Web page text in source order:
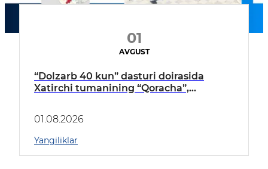
01
AVGUST
“Dolzarb 40 kun” dasturi doirasida
Xatirchi tumanining “Qoracha”,
borildi
01.08.2026
Yangiliklar